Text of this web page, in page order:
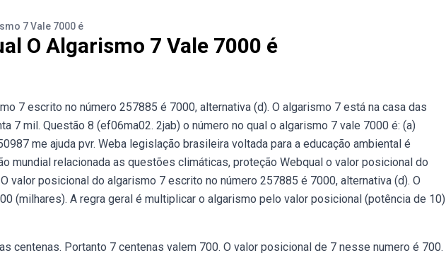
7 Vale 7000 é
O Algarismo 7 Vale 7000 é
7 escrito no número 257885 é 7000, alternativa (d). O algarismo 7 está na casa das
7 mil. Questão 8 (ef06ma02. 2jab) o número no qual o algarismo 7 vale 7000 é: (a)
me ajuda pvr. Weba legislação brasileira voltada para a educação ambiental é
mundial relacionada as questões climáticas, proteção Webqual o valor posicional do
valor posicional do algarismo 7 escrito no número 257885 é 7000, alternativa (d). O
(milhares). A regra geral é multiplicar o algarismo pelo valor posicional (potência de 10)
centenas. Portanto 7 centenas valem 700. O valor posicional de 7 nesse numero é 700.